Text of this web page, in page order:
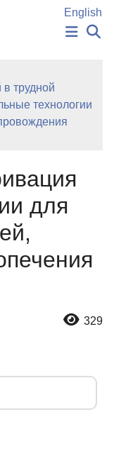
English
трудной
технологии
для
329